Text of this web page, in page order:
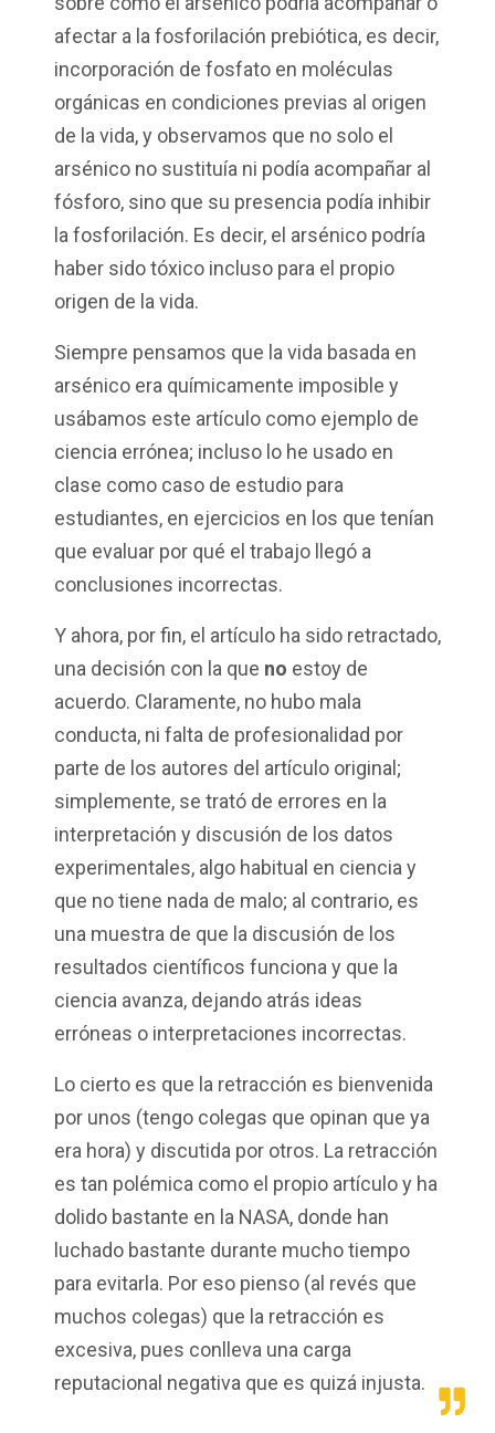
afectar a la fosforilación prebiótica, es decir,
incorporación de fosfato en moléculas
orgánicas en condiciones previas al origen
de la vida, y observamos que no so lo el
arsénico no sustituía ni podía acompañar al
fósforo, sino que su presencia podía inhibir
la fosforilación. Es decir, el arsénico podría
haber sido tóxico incluso para el propio
origen de la vida.
Siempre pensamos que la vida basada en
arsénico era químicamente imposible y
usábamos este artículo como ejemplo de
ciencia errónea; incluso lo he usado en
clase como caso de estudio para
estudiantes, en ejercicios en los que tenían
que evaluar por qué el trabajo llegó a
conclusiones incorrectas.
Y ahora, por fin, el artículo ha sido retractado,
una decisión con la que no estoy de
acuerdo. Claramente, no hubo mala
conducta, ni falta de profesionalidad por
parte de los autores del artículo original;
simplemente, se trató de errores en la
interpretación y discusión de los datos
experimentales, algo habitual en ciencia y
que no tiene nada de malo; al contrario, es
una muestra de que la discusión de los
resultados científicos funciona y que la
ciencia avanza, dejando atrás ideas
erróneas o interpretaciones incorrectas.
Lo cierto es que la retracción es bienvenida
por unos (tengo colegas que opinan que ya
era hora) y discutida por otros. La retracción
es tan polémica como el propio artículo y ha
dolido bastante en la NASA, donde han
luchado bastante durante mucho tiempo
para evitarla. Por eso pienso (al revés que
muchos colegas) que la retracción es
excesiva, pues conlleva una carga
reputacional negativa que es quizá injusta.